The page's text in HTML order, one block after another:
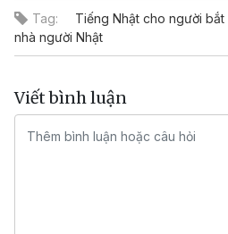
Tag:
Tiếng Nhật cho người bắt
nhà người Nhật
Viết bình luận